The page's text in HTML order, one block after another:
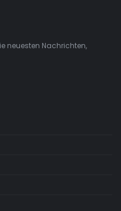
neuesten Nachrichten,